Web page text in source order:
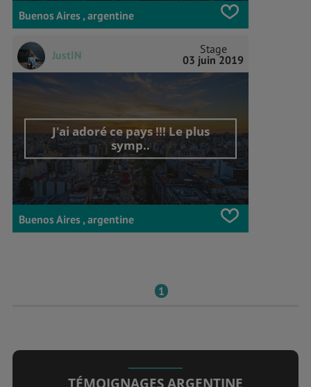
Buenos Aires , argentine
JustIN
Stage
03 juin 2019
J'ai adoré ce pays !!! Le plus
symp..
Buenos Aires , argentine
1
TÉMOIGNAGES ARGENTINE